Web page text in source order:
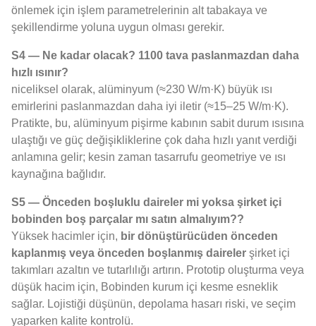
önlemek için işlem parametrelerinin alt tabakaya ve
şekillendirme yoluna uygun olması gerekir.
S4 — Ne kadar olacak? 1100 tava paslanmazdan daha
hızlı ısınır?
niceliksel olarak, alüminyum (≈230 W/m·K) büyük ısı
emirlerini paslanmazdan daha iyi iletir (≈15–25 W/m·K).
Pratikte, bu, alüminyum pişirme kabının sabit durum ısısına
ulaştığı ve güç değişikliklerine çok daha hızlı yanıt verdiği
anlamına gelir; kesin zaman tasarrufu geometriye ve ısı
kaynağına bağlıdır.
S5 — Önceden boşluklu daireler mi yoksa şirket içi
bobinden boş parçalar mı satın almalıyım??
Yüksek hacimler için, bir dönüştürücüden önceden
kaplanmış veya önceden boşlanmış daireler şirket içi
takımları azaltın ve tutarlılığı artırın. Prototip oluşturma veya
düşük hacim için, Bobinden kurum içi kesme esneklik
sağlar. Lojistiği düşünün, depolama hasarı riski, ve seçim
yaparken kalite kontrolü.